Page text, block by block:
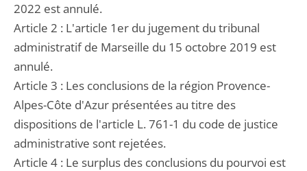
2022 est annulé.
Article 2 : L'article 1er du jugement du tribunal
administratif de Marseille du 15 octobre 2019 est
annulé.
Article 3 : Les conclusions de la région Provence-
Alpes-Côte d'Azur présentées au titre des
dispositions de l'article L. 761-1 du code de justice
administrative sont rejetées.
Article 4 : Le surplus des conclusions du pourvoi est